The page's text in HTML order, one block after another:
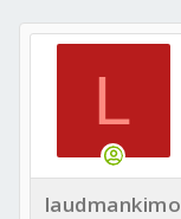
L
laudmankimo